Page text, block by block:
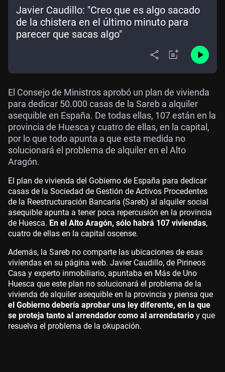
Javier Caudillo: "Creo que es algo sacado
de la chistera en el último minuto para
parecer que sacas algo"
El Consejo de Ministros aprobó un plan de vivienda
para dedicar 50.000 casas de la Sareb a alquiler
asequible en España. De todas ellas, 107 están en la
provincia de Huesca y cuatro de ellas, en la capital,
por lo que todo apunta a que esta medida no
solucionará el problema de alquiler en el Alto
Aragón.
El plan de vivienda del Gobierno de España para dedicar
casas de la Sociedad de Gestión de Activos Procedentes
de la Reestructuración Bancaria (Sareb) al alquiler social
asequible apunta a tener poca repercusión en la provincia
de Huesca. En el Alto Aragón, sólo habrá 107 viviendas,
cuatro de ellas en la capital oscense.
Además, la Sareb no comparte las ubicaciones de esas
viviendas en su página web. Javier Caudillo, de Pirineos
Casa y experto inmobiliario, apuntaba en Más de Uno
Huesca que este plan no solucionará el problema de la
vivienda de alquiler asequible en la provincia y piensa que
el Gobierno debería aprobar una ley diferente, en la que
se proteja tanto al arrendador como al arrendatario y que
resuelva el problema de la okupación.